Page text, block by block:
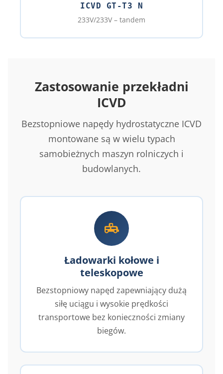
ICVD GT-T3 N
233V/233V – tandem
Zastosowanie przekładni
ICVD
Bezstopniowe napędy hydrostatyczne ICVD
montowane są w wielu typach
samobieżnych maszyn rolniczych i
budowlanych.
Ładowarki kołowe i
teleskopowe
Bezstopniowy napęd zapewniający dużą
siłę uciągu i wysokie prędkości
transportowe bez konieczności zmiany
biegów.